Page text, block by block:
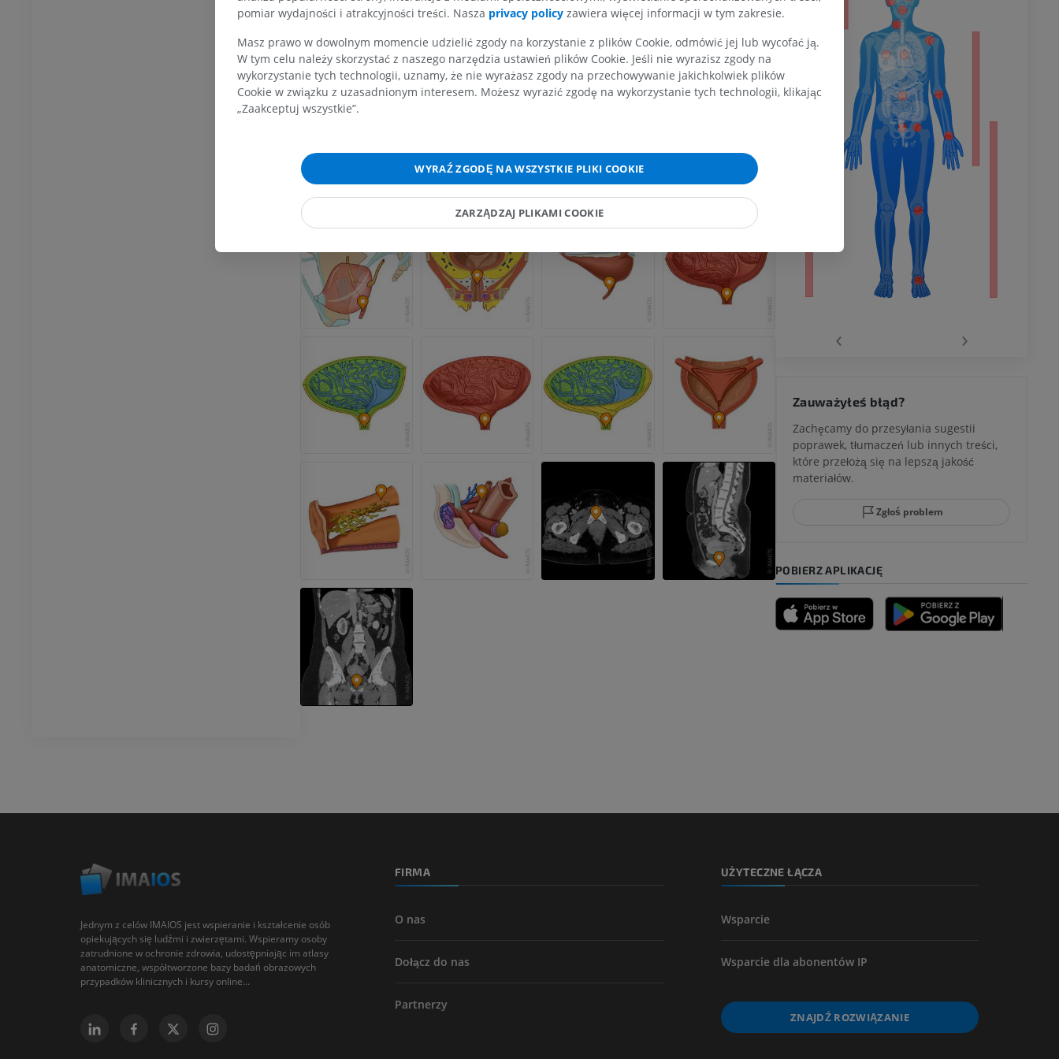
Galeria
RM przodostopia
ZA DARMO
RM
RM obojczyka
RM
RM
PREMIUM
RM łokcia
RM
RM dłoni
RM
RTG kończyny górnej
Radiografia
PREMIUM
Kończyna górna
Arteriografia kończyny
górnej
Angiografia
Ilustracje
RTG kończyny dolnej
Radiografia
ZA DARMO
RM
PREMIUM
biodrowego
PREMIUM
Obraz MRI stawu
Artrografia TK kolana
Artrogram TK
RM kostki i kości stępu
RM przodostopia
RM
PREMIUM
ZA DARMO
‹ ›
Zauważyłeś błąd?
Zachęcamy do przesyłania sugestii
poprawek, tłumaczeń lub innych treści,
które przełożą się na lepszą jakość
materiałów.
Zgłoś problem
POBIERZ APLIKACJĘ
Jednym z celów IMAIOS jest wspieranie i kształcenie osób
opiekujących się ludźmi i zwierzętami. Wspieramy osoby
zatrudnione w ochronie zdrowia, udostępniając im atlasy
anatomiczne, współtworzone bazy badań obrazowych
przypadków klinicznych i kursy online...
FIRMA
O nas
Dołącz do nas
Partnerzy
UŻYTECZNE ŁĄCZA
Wsparcie
Wsparcie dla abonentów IP
ZNAJDŹ ROZWIĄZANIE
pomiar wydajności i atrakcyjności treści. Nasza privacy policy zawiera więcej informacji w tym zakresie.
Masz prawo w dowolnym momencie udzielić zgody na korzystanie z plików Cookie, odmówić jej lub wycofać ją.
W tym celu należy skorzystać z naszego narzędzia ustawień plików Cookie. Jeśli nie wyrazisz zgody na
wykorzystanie tych technologii, uznamy, że nie wyrażasz zgody na przechowywanie jakichkolwiek plików
Cookie w związku z uzasadnionym interesem. Możesz wyrazić zgodę na wykorzystanie tych technologii, klikając
„Zaakceptuj wszystkie”.
WYRAŹ ZGODĘ NA WSZYSTKIE PLIKI COOKIE
ZARZĄDZAJ PLIKAMI COOKIE